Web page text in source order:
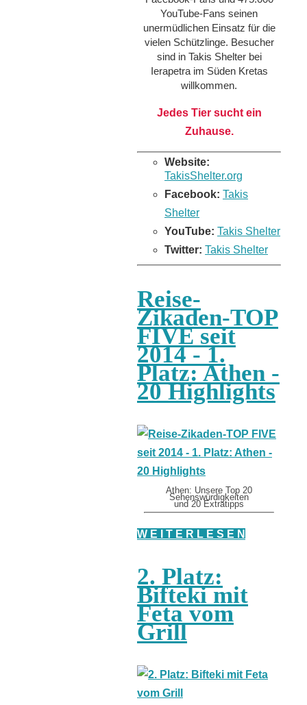
YouTube-Fans seinen
unermüdlichen Einsatz für die
vielen Schützlinge. Besucher
sind in Takis Shelter bei
Ierapetra im Süden Kretas
willkommen.
Jedes Tier sucht ein
Zuhause.
Website:
TakisShelter.org
Facebook: Takis
Shelter
YouTube: Takis Shelter
Twitter: Takis Shelter
Reise-
Zikaden-TOP
FIVE seit
2014 - 1.
Platz: Athen -
20 Highlights
Athen: Unsere Top 20
Sehenswürdigkeiten
und 20 Extratipps
W E I T E R L E S E N
2. Platz:
Bifteki mit
Feta vom
Grill